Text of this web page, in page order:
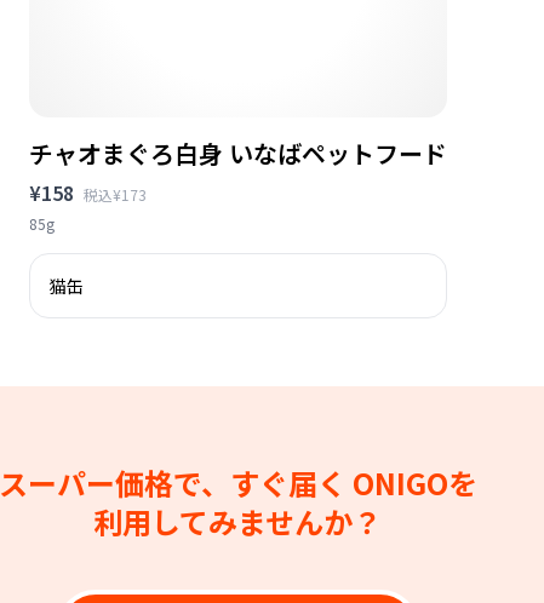
チャオまぐろ白身 いなばペットフード
¥158 税込¥173
85g
猫缶
スーパー価格で、すぐ届く ONIGOを
利用してみませんか？